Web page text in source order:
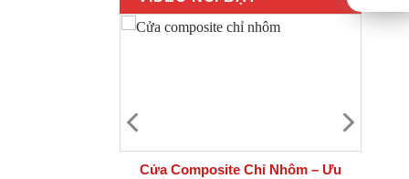
Cửa Composite Chỉ Nhôm – Ưu